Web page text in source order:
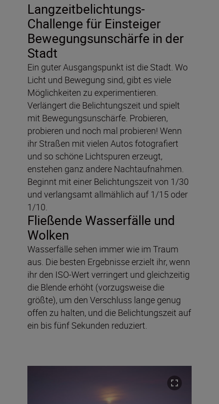
Langzeitbelichtungs-
Challenge für Einsteiger
Bewegungsunschärfe in der
Stadt
Ein guter Ausgangspunkt ist die Stadt. Wo
Licht und Bewegung sind, gibt es viele
Möglichkeiten zu experimentieren.
Verlängert die Belichtungszeit und spielt
mit Bewegungsunschärfe. Probieren,
probieren und noch mal probieren! Wenn
ihr Straßen mit vielen Autos fotografiert
und so schöne Lichtspuren erzeugt,
enstehen ganz andere Nachtaufnahmen.
Beginnt mit einer Belichtungszeit von 1/30
und verlangsamt allmählich auf 1/15 oder
1/10.
Fließende Wasserfälle und
Wolken
Wasserfälle sehen immer wie im Traum
aus. Die besten Ergebnisse erzielt ihr, wenn
ihr den ISO-Wert verringert und gleichzeitig
die Blende erhöht (vorzugsweise die
größte), um den Verschluss lange genug
offen zu halten, und die Belichtungszeit auf
ein bis fünf Sekunden reduziert.